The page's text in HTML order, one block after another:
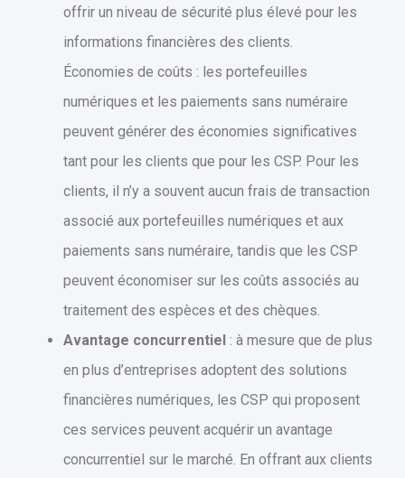
offrir un niveau de sécurité plus élevé pour les
informations financières des clients.
Économies de coûts : les portefeuilles
numériques et les paiements sans numéraire
peuvent générer des économies significatives
tant pour les clients que pour les CSP. Pour les
clients, il n’y a souvent aucun frais de transaction
associé aux portefeuilles numériques et aux
paiements sans numéraire, tandis que les CSP
peuvent économiser sur les coûts associés au
traitement des espèces et des chèques.
Avantage concurrentiel : à mesure que de plus
en plus d’entreprises adoptent des solutions
financières numériques, les CSP qui proposent
ces services peuvent acquérir un avantage
concurrentiel sur le marché. En offrant aux clients